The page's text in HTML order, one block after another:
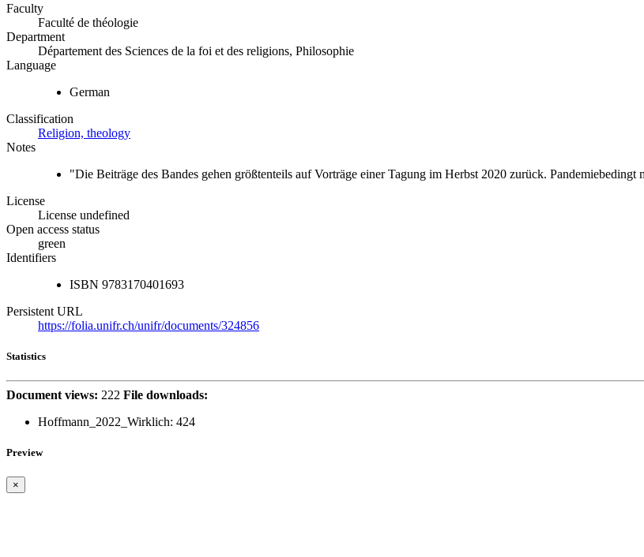
Faculty
Faculté de théologie
Department
Département des Sciences de la foi et des religions, Philosophie
Language
German
Classification
Religion, theology
Notes
"Die Beiträge des Bandes gehen größtenteils auf Vorträge einer Tagung im Herbst 2020 zurück.
License
License undefined
Open access status
green
Identifiers
ISBN 9783170401693
Persistent URL
https://folia.unifr.ch/unifr/documents/324856
Statistics
Document views: 222 File downloads:
Hoffmann_2022_Wirklich: 424
Preview
×